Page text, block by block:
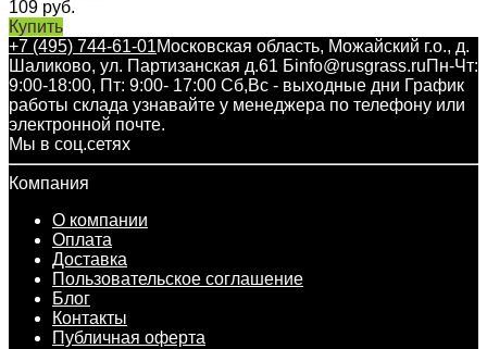
109 руб.
Купить
+7 (495) 744-61-01Московская область, Можайский г.о., д.
Шаликово, ул. Партизанская д.61 Бinfo@rusgrass.ruПн-Чт:
9:00-18:00, Пт: 9:00- 17:00 Сб,Вс - выходные дни График
работы склада узнавайте у менеджера по телефону или
электронной почте.
Мы в соц.сетях
Компания
О компании
Оплата
Доставка
Пользовательское соглашение
Блог
Контакты
Публичная оферта